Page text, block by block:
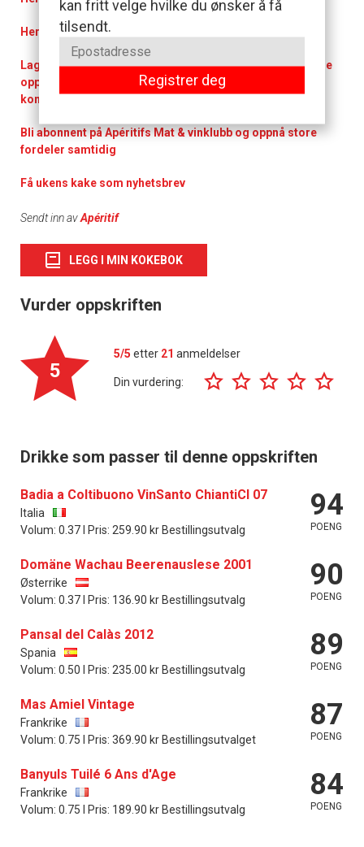
kan fritt velge hvilke du ønsker å få
tilsendt.
Registrer deg
Her kan du søke i over 20 000 oppskrifter
Lag din egen personlige kokebok enten ved å legge denne
oppskriften direkte inn fra aperitif.nos oppskrifter eller
komponere dine egne.
Bli abonnent på Apéritifs Mat & vinklubb og oppnå store
fordeler samtidig
Få ukens kake som nyhetsbrev
Sendt inn avApéritif
LEGG I MIN KOKEBOK
Vurder oppskriften
5
5/5 etter 21 anmeldelser
Din vurdering:
Drikke som passer til denne oppskriften
Badia a Coltibuono VinSanto ChiantiCl 07
Italia
Volum: 0.37 l Pris: 259.90 kr Bestillingsutvalg
94
POENG
Domäne Wachau Beerenauslese 2001
Østerrike
Volum: 0.37 l Pris: 136.90 kr Bestillingsutvalg
90
POENG
Pansal del Calàs 2012
Spania
Volum: 0.50 l Pris: 235.00 kr Bestillingsutvalg
89
POENG
Mas Amiel Vintage
Frankrike
Volum: 0.75 l Pris: 369.90 kr Bestillingsutvalget
87
POENG
Banyuls Tuilé 6 Ans d'Age
Frankrike
Volum: 0.75 l Pris: 189.90 kr Bestillingsutvalg
84
POENG